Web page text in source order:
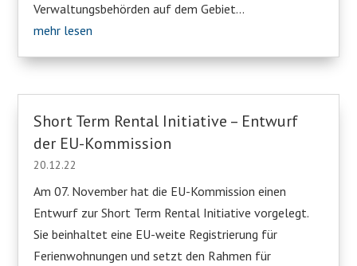
Verwaltungsbehörden auf dem Gebiet...
mehr lesen
Short Term Rental Initiative – Entwurf
der EU-Kommission
20.12.22
Am 07. November hat die EU-Kommission einen
Entwurf zur Short Term Rental Initiative vorgelegt.
Sie beinhaltet eine EU-weite Registrierung für
Ferienwohnungen und setzt den Rahmen für